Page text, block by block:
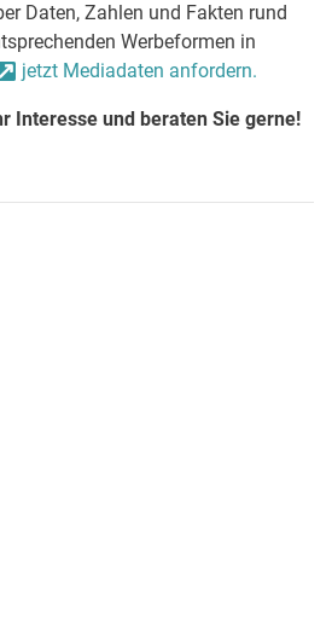
Daten, Zahlen und Fakten rund
Werbeformen in
jetzt Mediadaten anfordern.
Interesse und beraten Sie gerne!